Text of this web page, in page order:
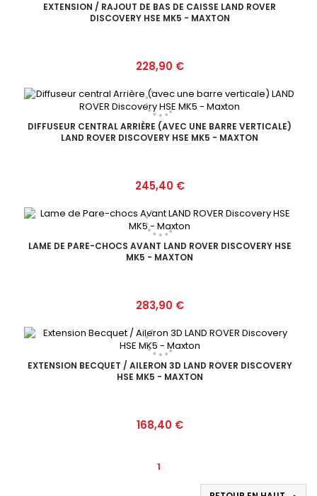
EXTENSION / RAJOUT DE BAS DE CAISSE LAND ROVER
DISCOVERY HSE MK5 - MAXTON
Prix
228,90 €
DIFFUSEUR CENTRAL ARRIÈRE (AVEC UNE BARRE VERTICALE)
LAND ROVER DISCOVERY HSE MK5 - MAXTON
Prix
245,40 €
LAME DE PARE-CHOCS AVANT LAND ROVER DISCOVERY HSE
MK5 - MAXTON
Prix
283,90 €
EXTENSION BECQUET / AILERON 3D LAND ROVER DISCOVERY
HSE MK5 - MAXTON
Prix
168,40 €
1